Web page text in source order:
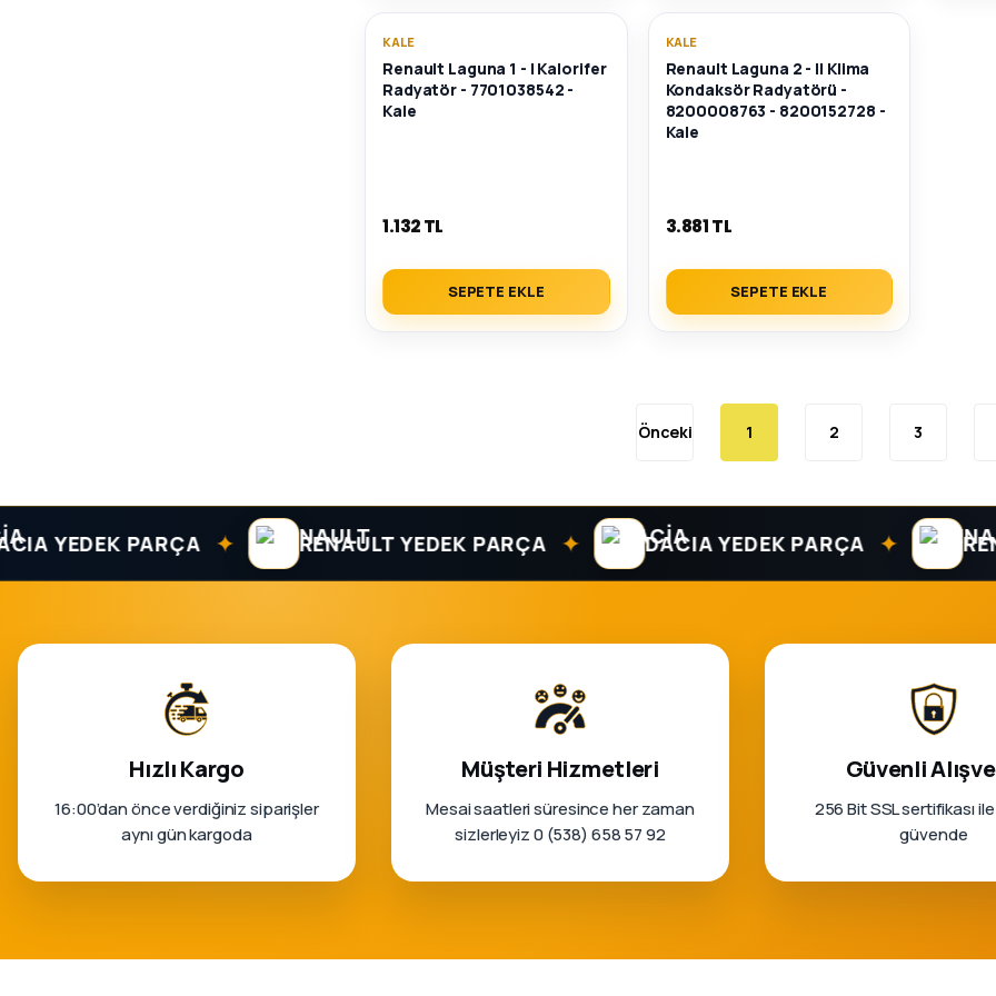
KALE
Renault Laguna 1 - I Kalorifer
Radyatör - 7701038542 -
Kale
1.132 TL
SEPETE EKLE
KALE
Renault Laguna 2 - II Klima
Kondaksör Radyatörü -
8200008763 - 8200152728 -
Kale
3.881 TL
SEPETE EKLE
1 2 3
PARÇA ✦ RENAULT YEDEK PARÇA ✦ DACIA YEDEK PARÇA ✦ RENAULT
Hızlı Kargo
16:00’dan önce verdiğiniz siparişler
aynı gün kargoda
Müşteri Hizmetleri
Mesai saatleri süresince her zaman
sizlerleyiz 0 (538) 658 57 92
Güvenli
256 Bit SSL sertifikası ile
güvende